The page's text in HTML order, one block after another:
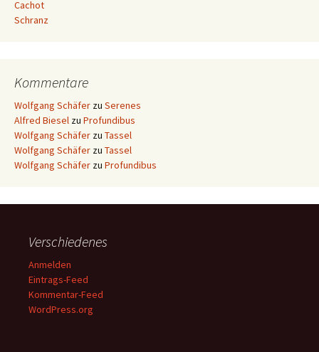
Cachot
Schranz
Kommentare
Wolfgang Schäfer zu Serenes
Alfred Biesel zu Profundibus
Wolfgang Schäfer zu Tassel
Wolfgang Schäfer zu Tassel
Wolfgang Schäfer zu Profundibus
Verschiedenes
Anmelden
Eintrags-Feed
Kommentar-Feed
WordPress.org